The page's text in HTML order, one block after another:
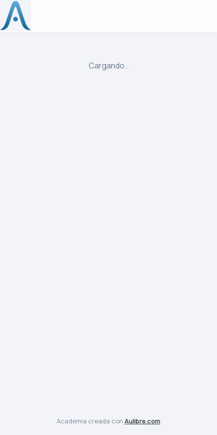
Cargando…
Academia creada con Aulibre.com